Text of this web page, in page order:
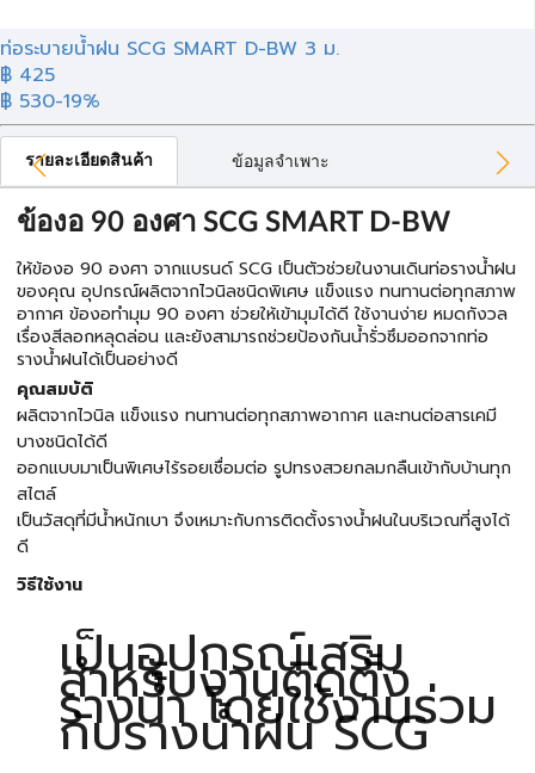
ท่อระบายน้ำฝน SCG SMART D-BW 3 ม.
฿ 425
฿ 530-19%
รายละเอียดสินค้า ข้อมูลจำเพาะ
ข้องอ 90 องศา SCG SMART D-BW
ให้ข้องอ 90 องศา จากแบรนด์ SCG เป็นตัวช่วยในงานเดินท่อรางน้ำฝน
ของคุณ อุปกรณ์ผลิตจากไวนิลชนิดพิเศษ แข็งแรง ทนทานต่อทุกสภาพ
อากาศ ข้องอทำมุม 90 องศา ช่วยให้เข้ามุมได้ดี ใช้งานง่าย หมดกังวล
เรื่องสีลอกหลุดล่อน และยังสามารถช่วยป้องกันน้ำรั่วซึมออกจากท่อ
รางน้ำฝนได้เป็นอย่างดี
คุณสมบัติ
ผลิตจากไวนิล แข็งแรง ทนทานต่อทุกสภาพอากาศ และทนต่อสารเคมี
บางชนิดได้ดี
ออกแบบมาเป็นพิเศษไร้รอยเชื่อมต่อ รูปทรงสวยกลมกลืนเข้ากับบ้านทุก
สไตล์
เป็นวัสดุที่มีน้ำหนักเบา จึงเหมาะกับการติดตั้งรางน้ำฝนในบริเวณที่สูงได้
ดี
วิธีใช้งาน
เป็นอุปกรณ์เสริม
สำหรับงานติดตั้ง
รางน้ำ โดยใช้งานร่วม
กับรางน้ำฝน SCG